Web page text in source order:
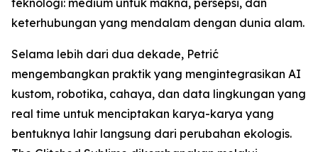
teknologi: medium untuk makna, persepsi, dan
keterhubungan yang mendalam dengan dunia alam.
Selama lebih dari dua dekade, Petrić
mengembangkan praktik yang mengintegrasikan AI
kustom, robotika, cahaya, dan data lingkungan yang
real time untuk menciptakan karya-karya yang
bentuknya lahir langsung dari perubahan ekologis.